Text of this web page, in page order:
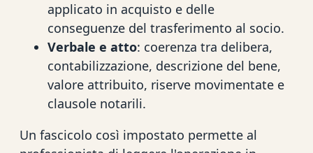
applicato in acquisto e delle
conseguenze del trasferimento al socio.
Verbale e atto: coerenza tra delibera,
contabilizzazione, descrizione del bene,
valore attribuito, riserve movimentate e
clausole notarili.
Un fascicolo così impostato permette al